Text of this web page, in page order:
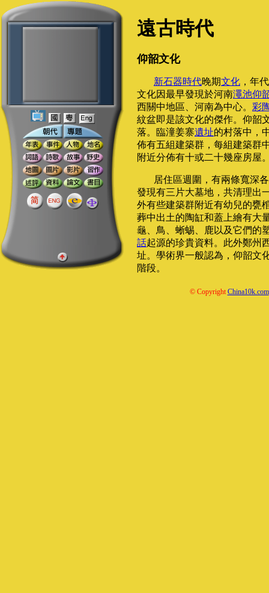
遠古時代
仰韶文化
新石器時代晚期文化 ，年
文化因最早發現於河南澠池仰
西關中地區、河南為中心。 彩
紋盆即是該文化的傑作。仰韶
落。臨潼姜寨遺址的村落中，
佈有五組建築群，每組建築群
附近分佈有十或二十幾座房屋
居住區週圍，有兩條寬深
發現有三片大墓地，共清理出
外有些建築群附近有幼兒的甕
葬中出土的陶缸和蓋上繪有大
龜、鳥、蜥蜴、鹿以及它們的
話起源的珍貴資料。此外鄭州
址。學術界一般認為，仰韶文
階段。
© CopyrightChina10k.com